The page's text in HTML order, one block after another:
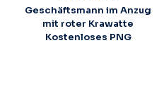
Geschäftsmann im Anzug
mit roter Krawatte
Kostenloses PNG